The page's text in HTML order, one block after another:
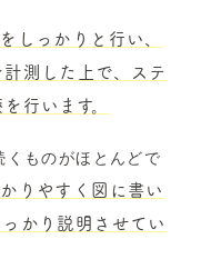
しっかりと行い、
測した上で、ステ
行います。
くものがほとんどで
りやすく図に書い
かり説明させてい